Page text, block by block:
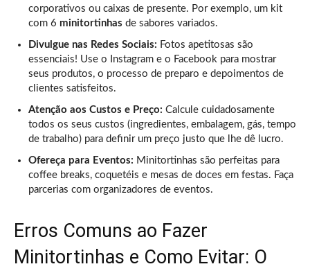
corporativos ou caixas de presente. Por exemplo, um kit
com 6 minitortinhas de sabores variados.
Divulgue nas Redes Sociais: Fotos apetitosas são
essenciais! Use o Instagram e o Facebook para mostrar
seus produtos, o processo de preparo e depoimentos de
clientes satisfeitos.
Atenção aos Custos e Preço: Calcule cuidadosamente
todos os seus custos (ingredientes, embalagem, gás, tempo
de trabalho) para definir um preço justo que lhe dê lucro.
Ofereça para Eventos: Minitortinhas são perfeitas para
coffee breaks, coquetéis e mesas de doces em festas. Faça
parcerias com organizadores de eventos.
Erros Comuns ao Fazer
Minitortinhas e Como Evitar: O